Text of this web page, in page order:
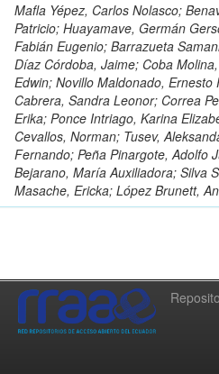
Mafla Yépez, Carlos Nolasco;
Patricio; Huayamave, Germán
Fabián Eugenio; Barrazueta
Díaz Córdoba, Jaime; Coba
Edwin; Novillo Maldonado,
Cabrera, Sandra Leonor; Correa
Erika; Ponce Intriago, Karina
Cevallos, Norman; Tusev,
Fernando; Peña Pinargote, Adolfo
Bejarano, María Auxiliadora; Silva
Masache, Ericka; López Brunett,